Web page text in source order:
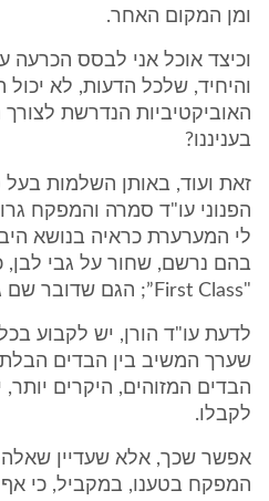
ומן המקום האחר.
וכיצד אוכל אני לבסס הכרעה
והיחיד, שלכל הדעות, לא יכול
האוביקטיביות הנדרשת
בעניננו?
זאת ועוד, באותן השלמות
הפנוני עו"ד סמרה והמפקח
בהם נרשם, שחור על גבי לבן,
"First Class”; הגם שדובר שם גם בסטוקים.
לדעת עו"ד הורן, יש לקבוע
שערך המשיב בין הבדים הבלתי
הבדים המזוהים, היקרים יותר,
לקבלו.
אפשר שכך, אלא שעדיין
המפקח בטענו, במקביל, כי